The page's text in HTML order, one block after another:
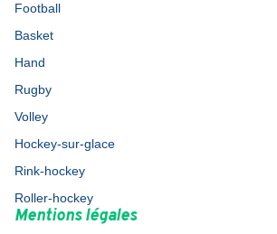
Football
Basket
Hand
Rugby
Volley
Hockey-sur-glace
Rink-hockey
Roller-hockey
Mentions légales